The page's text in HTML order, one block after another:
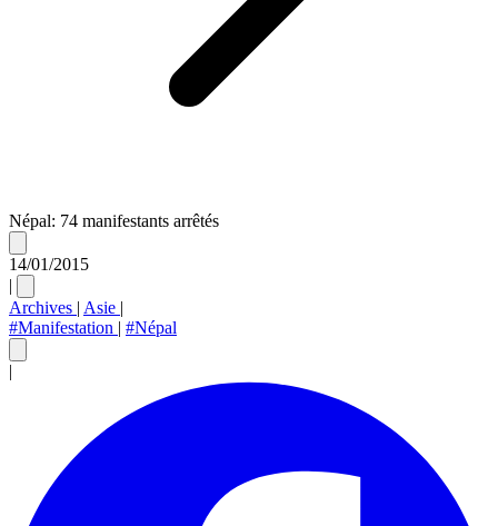
Népal: 74 manifestants arrêtés
14/01/2015
|
Archives | Asie |
#Manifestation | #Népal
|